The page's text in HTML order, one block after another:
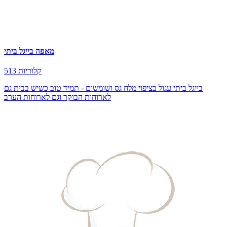
מאפה בייגל ביתי
513 קלוריות
בייגל ביתי עגול בציפוי מלח גס ושומשום - תמיד טוב כשיש בבית גם
לארוחות הבוקר וגם לארוחות הערב